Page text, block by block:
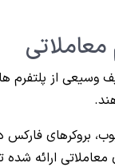
بروکرهای فارکس
ارائه شده